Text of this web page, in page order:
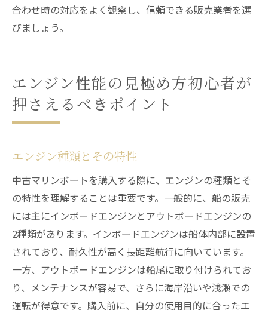
合わせ時の対応をよく観察し、信頼できる販売業者を選
びましょう。
エンジン性能の見極め方初心者が
押さえるべきポイント
エンジン種類とその特性
中古マリンボートを購入する際に、エンジンの種類とそ
の特性を理解することは重要です。一般的に、船の販売
には主にインボードエンジンとアウトボードエンジンの
2種類があります。インボードエンジンは船体内部に設置
されており、耐久性が高く長距離航行に向いています。
一方、アウトボードエンジンは船尾に取り付けられてお
り、メンテナンスが容易で、さらに海岸沿いや浅瀬での
運転が得意です。購入前に、自分の使用目的に合ったエ